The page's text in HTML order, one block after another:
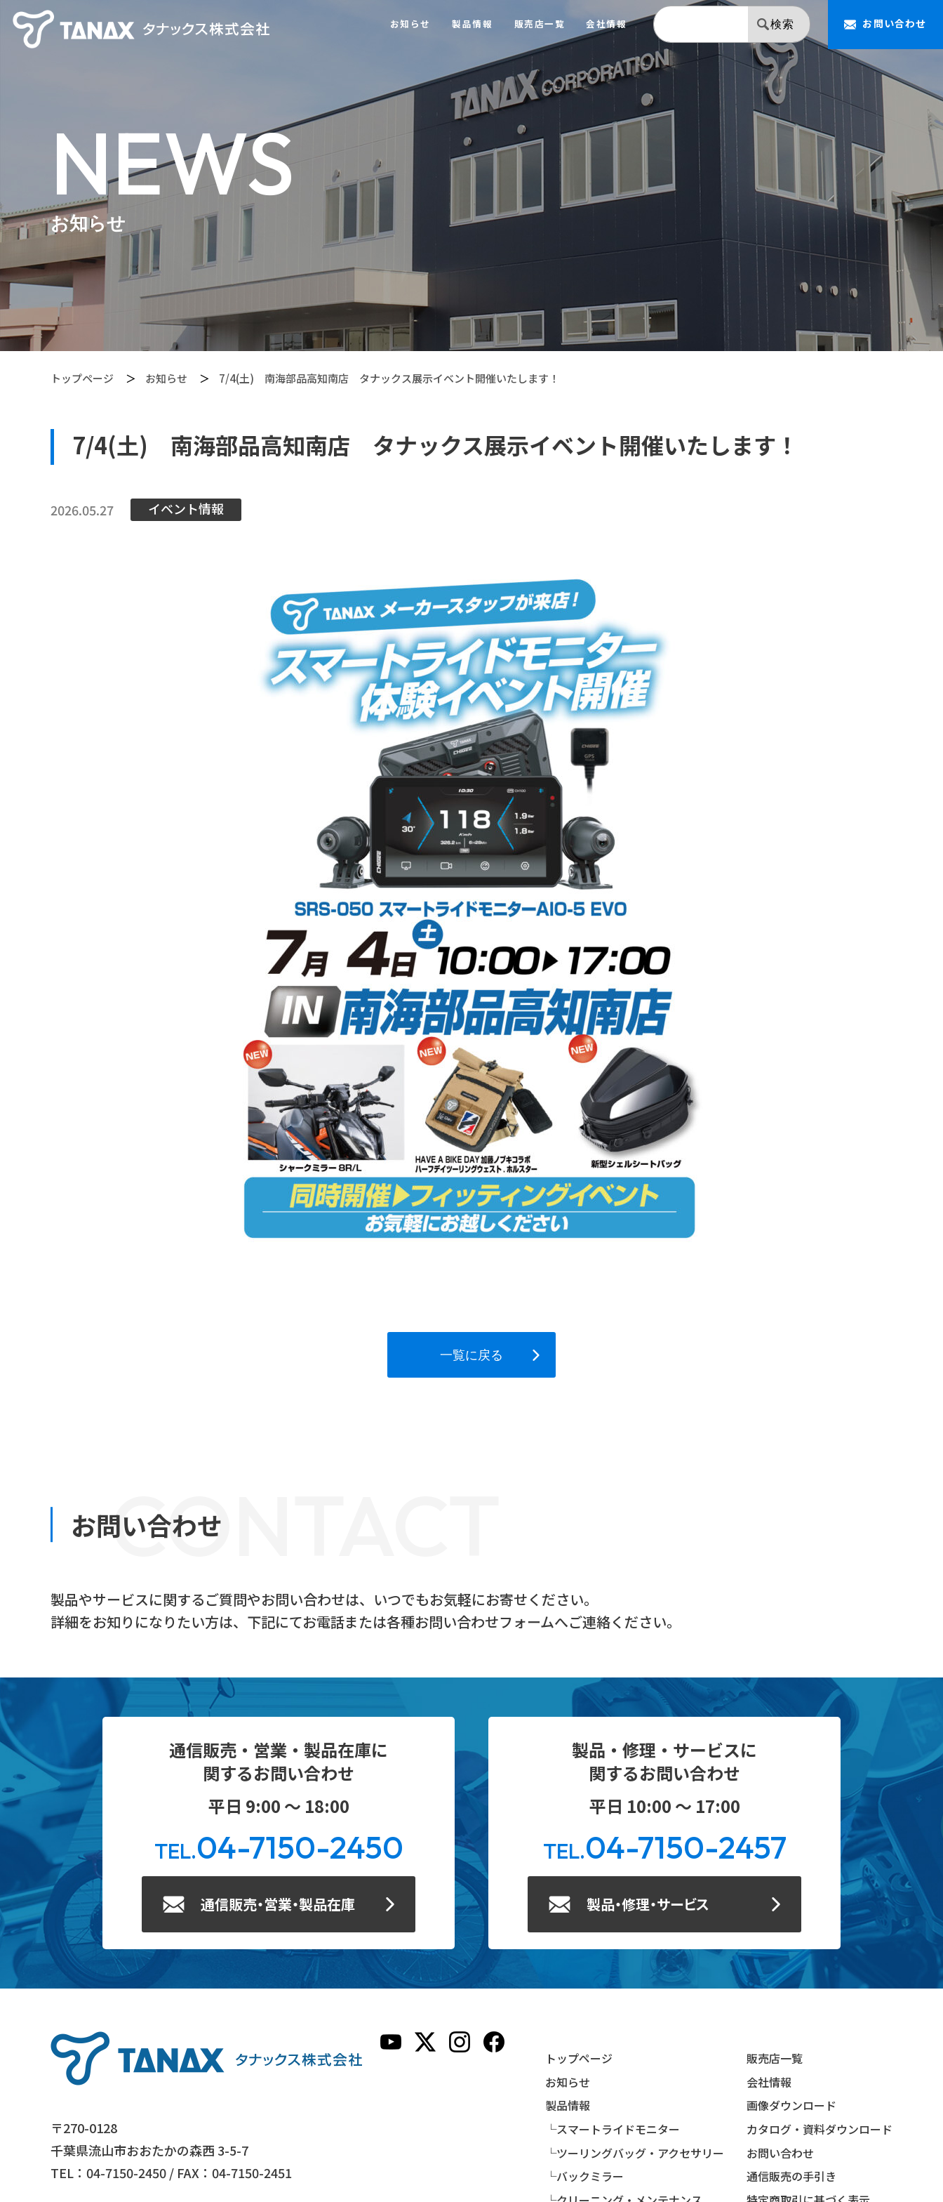
お知らせ 製品情報 販売店一覧 会社情報 検索 お問い合わせ
【TANAX×CHIGEE】 スマートライドシステム 【MOTOFIZZ】 ツーリングバッグ・アクセサリー 【NAPOLEON】 ミラー
【PITGEAR】 クリーニング・メンテンナンス用品 【Callsight】 カー用品 【VELOGARAGE】 自転車用品
NEWS
お知らせ
トップページ お知らせ 7/4(土) 南海部品高知南店 タナックス展示イベント開催いたします！
7/4(土) 南海部品高知南店 タナックス展示イベント開催いたします！
2026.05.27 イベント情報
一覧に戻る
CONTACT
お問い合わせ
製品やサービスに関するご質問やお問い合わせは、 いつでもお気軽にお寄せください。
詳細をお知りになりたい方は、下記にてお電話または各種お問い合わせフォームへご連絡ください。
通信販売・営業・製品在庫に
関するお問い合わせ
平日 9:00 ～ 18:00
TEL.04-7150-2450
通信販売・営業・製品在庫
製品・修理・サービスに
関するお問い合わせ
平日 10:00 ～ 17:00
TEL.04-7150-2457
製品・修理・サービス
〒270-0128
千葉県流山市おおたかの森西 3-5-7
TEL：04-7150-2450 / FAX：04-7150-2451
トップページ
お知らせ
製品情報
└スマートライドモニター
└ツーリングバッグ・アクセサリー
└バックミラー
販売店一覧
会社情報
画像ダウンロード
カタログ・資料ダウンロード
お問い合わせ
通信販売の手引き